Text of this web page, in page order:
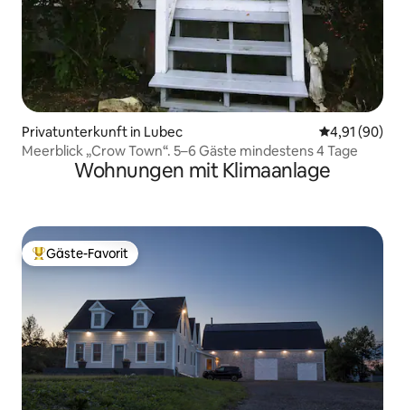
Privatunterkunft in Lubec
4,91 (90)
Meerblick „Crow Town“. 5–6 Gäste mindestens 4 Tage
Wohnungen mit Klimaanlage
Beliebter Gäste-Favorit.
Gäste-Favorit